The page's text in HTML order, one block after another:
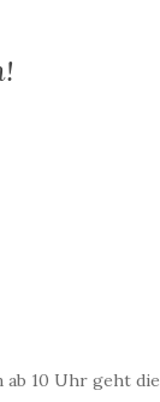
ab 10 Uhr geht die